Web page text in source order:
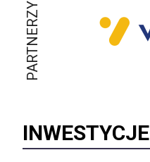
PARTNERZY
INWESTYCJE